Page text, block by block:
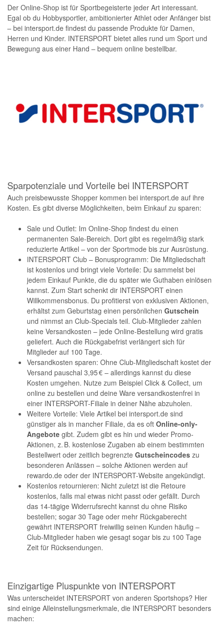
Der Online-Shop ist für Sportbegeisterte jeder Art interessant.
Egal ob du Hobbysportler, ambitionierter Athlet oder Anfänger bist
– bei intersport.de findest du passende Produkte für Damen,
Herren und Kinder. INTERSPORT bietet alles rund um Sport und
Bewegung aus einer Hand – bequem online bestellbar.
Sparpotenziale und Vorteile bei INTERSPORT
Auch preisbewusste Shopper kommen bei intersport.de auf ihre
Kosten. Es gibt diverse Möglichkeiten, beim Einkauf zu sparen:
Sale und Outlet: Im Online-Shop findest du einen
permanenten Sale-Bereich. Dort gibt es regelmäßig stark
reduzierte Artikel – von der Sportmode bis zur Ausrüstung.
INTERSPORT Club – Bonusprogramm: Die Mitgliedschaft
ist kostenlos und bringt viele Vorteile: Du sammelst bei
jedem Einkauf Punkte, die du später wie Guthaben einlösen
kannst. Zum Start schenkt dir INTERSPORT einen
Willkommensbonus. Du profitierst von exklusiven Aktionen,
erhältst zum Geburtstag einen persönlichen Gutschein
und nimmst an Club-Specials teil. Club-Mitglieder zahlen
keine Versandkosten – jede Online-Bestellung wird gratis
geliefert. Auch die Rückgabefrist verlängert sich für
Mitglieder auf 100 Tage.
Versandkosten sparen: Ohne Club-Mitgliedschaft kostet der
Versand pauschal 3,95 € – allerdings kannst du diese
Kosten umgehen. Nutze zum Beispiel Click & Collect, um
online zu bestellen und deine Ware versandkostenfrei in
einer INTERSPORT-Filiale in deiner Nähe abzuholen.
Weitere Vorteile: Viele Artikel bei intersport.de sind
günstiger als in mancher Filiale, da es oft Online-only-
Angebote gibt. Zudem gibt es hin und wieder Promo-
Aktionen, z. B. kostenlose Zugaben ab einem bestimmten
Bestellwert oder zeitlich begrenzte Gutscheincodes zu
besonderen Anlässen – solche Aktionen werden auf
rewardo.de oder der INTERSPORT-Website angekündigt.
Kostenlos retournieren: Nicht zuletzt ist die Retoure
kostenlos, falls mal etwas nicht passt oder gefällt. Durch
das 14-tägige Widerrufsrecht kannst du ohne Risiko
bestellen; sogar 30 Tage oder mehr Rückgaberecht
gewährt INTERSPORT freiwillig seinen Kunden häufig –
Club-Mitglieder haben wie gesagt sogar bis zu 100 Tage
Zeit für Rücksendungen.
Einzigartige Pluspunkte von INTERSPORT
Was unterscheidet INTERSPORT von anderen Sportshops? Hier
sind einige Alleinstellungsmerkmale, die INTERSPORT besonders
machen: